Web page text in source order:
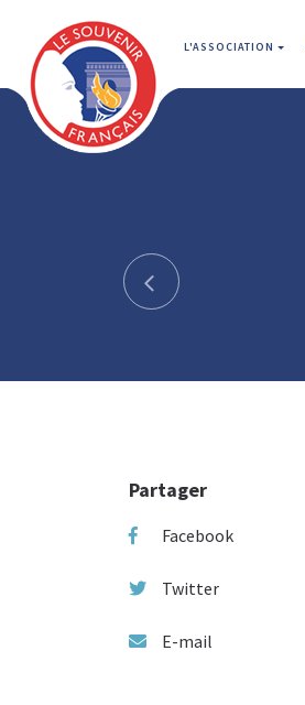
L'ASSOCIATION
Partager
Facebook
Twitter
E-mail